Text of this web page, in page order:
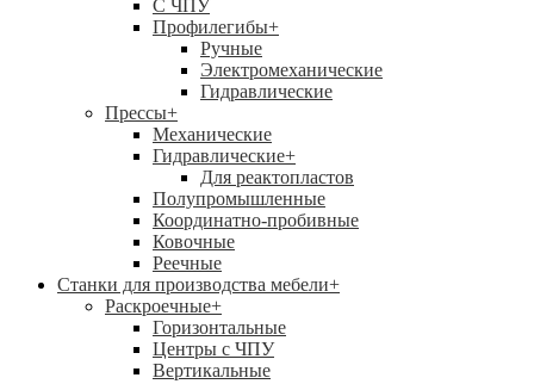
С ЧПУ
Профилегибы+
Ручные
Электромеханические
Гидравлические
Прессы+
Механические
Гидравлические+
Для реактопластов
Полупромышленные
Координатно-пробивные
Ковочные
Реечные
Станки для производства мебели+
Раскроечные+
Горизонтальные
Центры с ЧПУ
Вертикальные